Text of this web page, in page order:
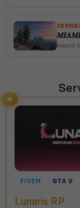
inscrit
FIVEM GTA V
Lunaris RP